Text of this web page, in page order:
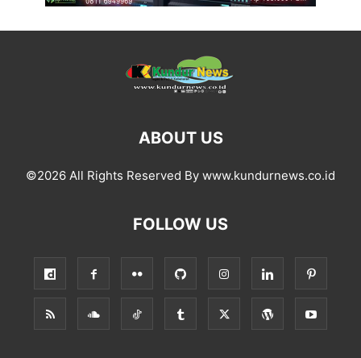
ABOUT US
©2026 All Rights Reserved By www.kundurnews.co.id
FOLLOW US